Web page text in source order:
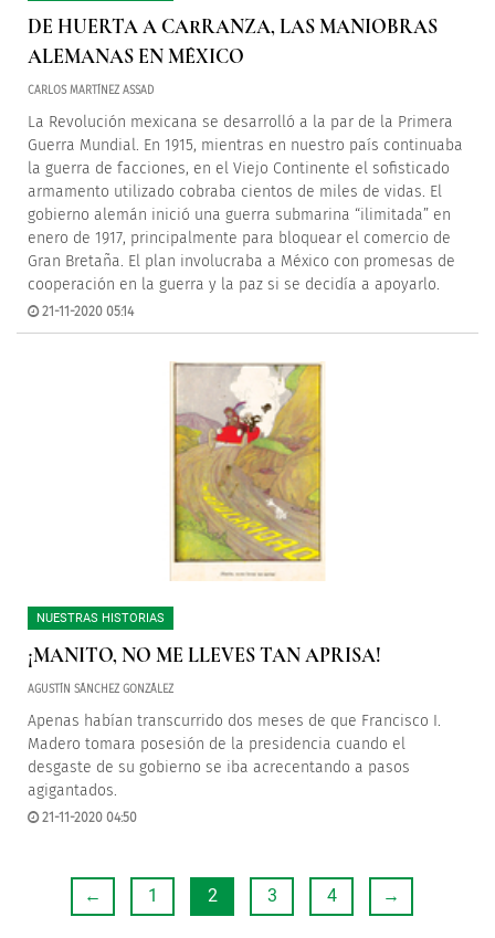
DE HUERTA A CARRANZA, LAS MANIOBRAS
ALEMANAS EN MÉXICO
CARLOS MARTÍNEZ ASSAD
La Revolución mexicana se desarrolló a la par de la Primera
Guerra Mundial. En 1915, mientras en nuestro país continuaba
la guerra de facciones, en el Viejo Continente el sofisticado
armamento utilizado cobraba cientos de miles de vidas. El
gobierno alemán inició una guerra submarina “ilimitada” en
enero de 1917, principalmente para bloquear el comercio de
Gran Bretaña. El plan involucraba a México con promesas de
cooperación en la guerra y la paz si se decidía a apoyarlo.
21-11-2020 05:14
NUESTRAS HISTORIAS
¡MANITO, NO ME LLEVES TAN APRISA!
AGUSTÍN SÁNCHEZ GONZÁLEZ
Apenas habían transcurrido dos meses de que Francisco I.
Madero tomara posesión de la presidencia cuando el
desgaste de su gobierno se iba acrecentando a pasos
agigantados.
21-11-2020 04:50
← 1 2 3 4 →